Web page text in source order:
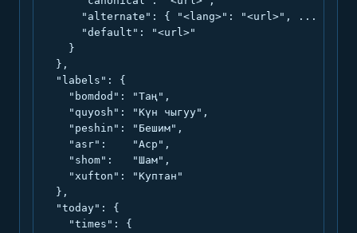
      "alternate": { "<lang>": "<url>", ... },
      "default": "<url>"
    }
  },
  "labels": {
    "bomdod": "Таң",
    "quyosh": "Күн чыгуу",
    "peshin": "Бешим",
    "asr":    "Аср",
    "shom":   "Шам",
    "xufton": "Куптан"
  },
  "today": {
    "times": {